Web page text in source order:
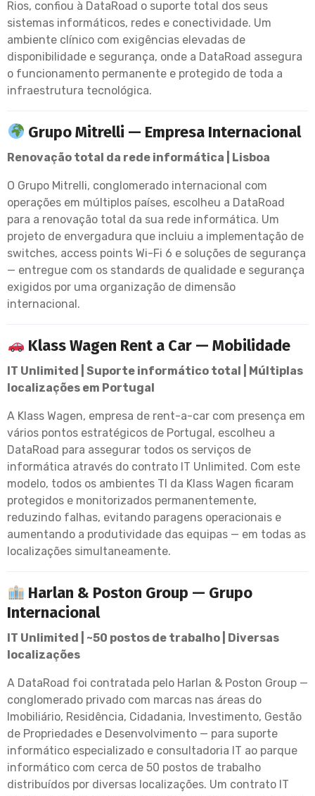
Rios, confiou à DataRoad o suporte total dos seus
sistemas informáticos, redes e conectividade. Um
ambiente clínico com exigências elevadas de
disponibilidade e segurança, onde a DataRoad assegura
o funcionamento permanente e protegido de toda a
infraestrutura tecnológica.
Grupo Mitrelli — Empresa Internacional
Renovação total da rede informática | Lisboa
O Grupo Mitrelli, conglomerado internacional com
operações em múltiplos países, escolheu a DataRoad
para a renovação total da sua rede informática. Um
projeto de envergadura que incluiu a implementação de
switches, access points Wi-Fi 6 e soluções de segurança
— entregue com os standards de qualidade e segurança
exigidos por uma organização de dimensão
internacional.
Klass Wagen Rent a Car — Mobilidade
IT Unlimited | Suporte informático total | Múltiplas
localizações em Portugal
A Klass Wagen, empresa de rent-a-car com presença em
vários pontos estratégicos de Portugal, escolheu a
DataRoad para assegurar todos os serviços de
informática através do contrato IT Unlimited. Com este
modelo, todos os ambientes TI da Klass Wagen ficaram
protegidos e monitorizados permanentemente,
reduzindo falhas, evitando paragens operacionais e
aumentando a produtividade das equipas — em todas as
localizações simultaneamente.
Harlan & Poston Group — Grupo
Internacional
IT Unlimited | ~50 postos de trabalho | Diversas
localizações
A DataRoad foi contratada pelo Harlan & Poston Group —
conglomerado privado com marcas nas áreas do
Imobiliário, Residência, Cidadania, Investimento, Gestão
de Propriedades e Desenvolvimento — para suporte
informático especializado e consultadoria IT ao parque
informático com cerca de 50 postos de trabalho
distribuídos por diversas localizações. Um contrato IT